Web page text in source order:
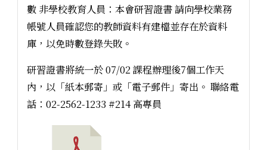
數 非學校教育人員：本會研習證書 請向學校業務
帳號人員確認您的教師資料有建檔並存在於資料
庫，以免時數登錄失敗。
研習證書將統一於 07/02 課程辦理後7個工作天
內，以「紙本郵寄」或「電子郵件」寄出。 聯絡電
話：02-2562-1233 #214 高專員